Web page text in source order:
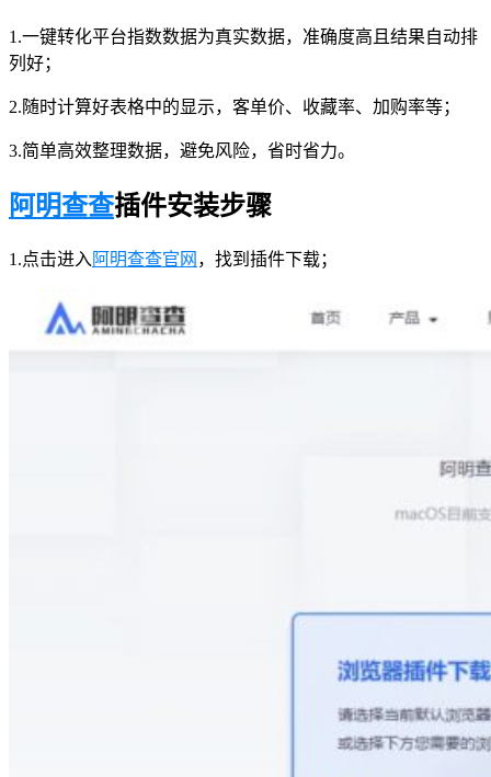
1.一键转化平台指数数据为真实数据，准确度高且结果自动排
列好；
2.随时计算好表格中的显示，客单价、收藏率、加购率等；
3.简单高效整理数据，避免风险，省时省力。
阿明查查插件安装步骤
1.点击进入 阿明查查官网 ，找到插件下载；